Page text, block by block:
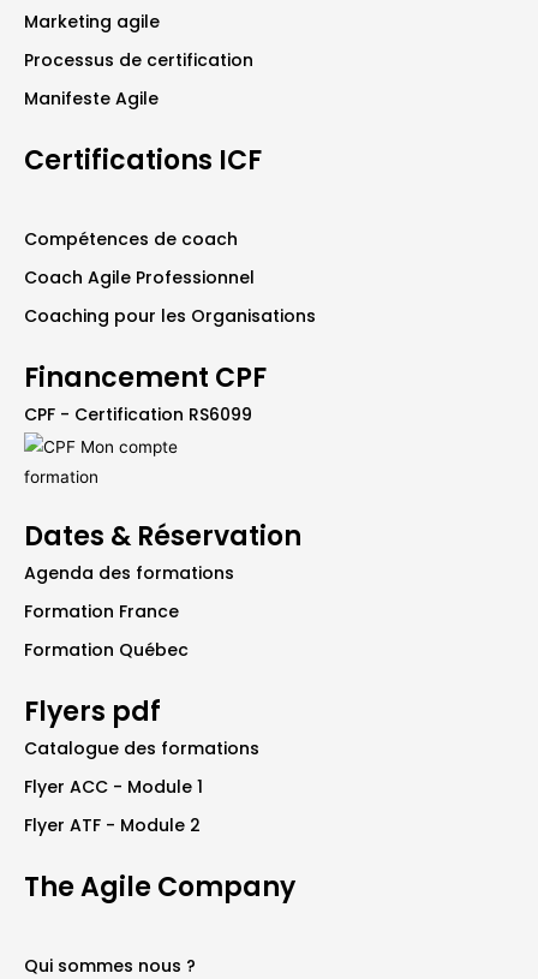
Marketing agile
Processus de certification
Manifeste Agile
Certifications ICF
Compétences de coach
Coach Agile Professionnel
Coaching pour les Organisations
Financement CPF
CPF - Certification RS6099
Dates & Réservation
Agenda des formations
Formation France
Formation Québec
Flyers pdf
Catalogue des formations
Flyer ACC - Module 1
Flyer ATF - Module 2
The Agile Company
Qui sommes nous ?